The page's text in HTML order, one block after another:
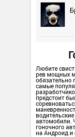
Любите
рев мощных
обязательно
самые
предстоит
автомобили.
гоночного
на Андроид и